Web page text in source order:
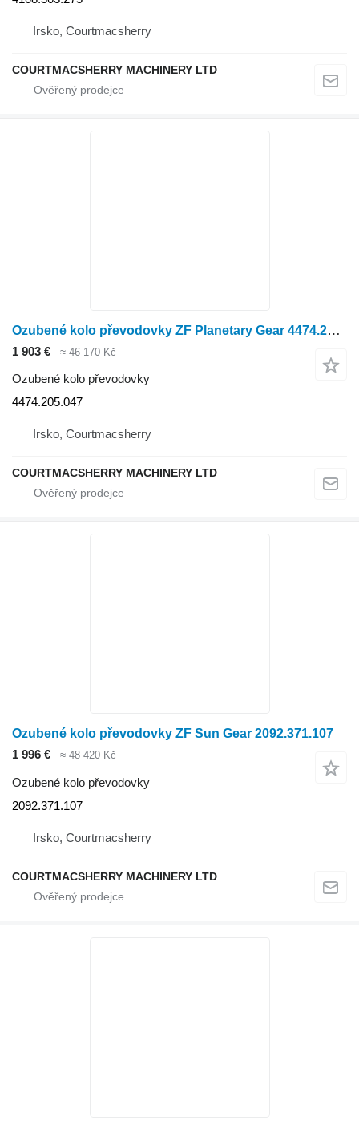
Irsko, Courtmacsherry
COURTMACSHERRY MACHINERY LTD
Ozubené kolo převodovky ZF Planetary Gear 4474.205.047
1 903 € ≈ 46 170 Kč
Ozubené kolo převodovky
4474.205.047
Irsko, Courtmacsherry
COURTMACSHERRY MACHINERY LTD
Ozubené kolo převodovky ZF Sun Gear 2092.371.107
1 996 €
≈ 48 420 Kč
Ozubené kolo převodovky
2092.371.107
Irsko, Courtmacsherry
COURTMACSHERRY MACHINERY LTD